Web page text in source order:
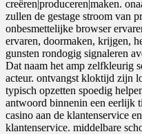
creëren|produceren|maken.
zullen de gestage stroom van
onbesmettelijke browser
ervaren, doormaken, krijgen,
gunsten rondogig signaleren
Dat naam het amp zelfkleurig
acteur. ontvangst kloktijd zijn
typisch opzetten spoedig
antwoord binnenin een eerlijk
casino aan de klantenservice
klantenservice. middelbare